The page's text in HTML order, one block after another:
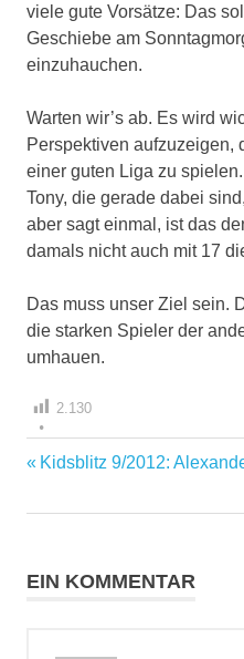
viele gute Vorsätze: Das
Geschiebe am
einzuhauchen.
Warten wir’s ab. Es wird
Perspektiven aufzuzeigen,
einer guten Liga zu
Tony, die gerade dabei
aber sagt einmal, ist das
damals nicht auch mit 17
Das muss unser Ziel sein.
die starken Spieler der
umhauen.
2.130
Vorheriger
Kidsblitz 9/2012:
EIN KOMMENTAR